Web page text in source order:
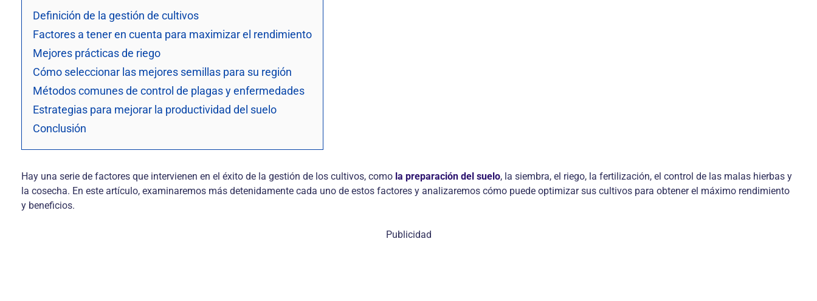
Definición de la gestión de cultivos
Factores a tener en cuenta para maximizar el rendimiento
Mejores prácticas de riego
Cómo seleccionar las mejores semillas para su región
Métodos comunes de control de plagas y enfermedades
Estrategias para mejorar la productividad del suelo
Conclusión
Hay una serie de factores que intervienen en el éxito de la gestión de los cultivos, como la preparación del suelo, la siembra, el riego, la fertilización, el control de las malas hierbas y
la cosecha. En este artículo, examinaremos más detenidamente cada uno de estos factores y analizaremos cómo puede optimizar sus cultivos para obtener el máximo rendimiento
y beneficios.
Publicidad